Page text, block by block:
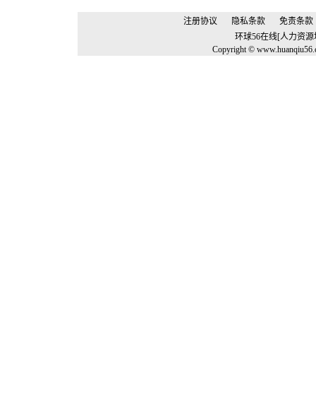
注册协议 隐私条款
免责条款
环球56在线[人力资
Copyright ©